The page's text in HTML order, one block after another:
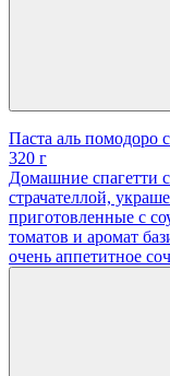
Паста аль помодоро
320 г
Домашние спагетти
страчателлой,
приготовленные с
томатов и аромат
очень аппетитное